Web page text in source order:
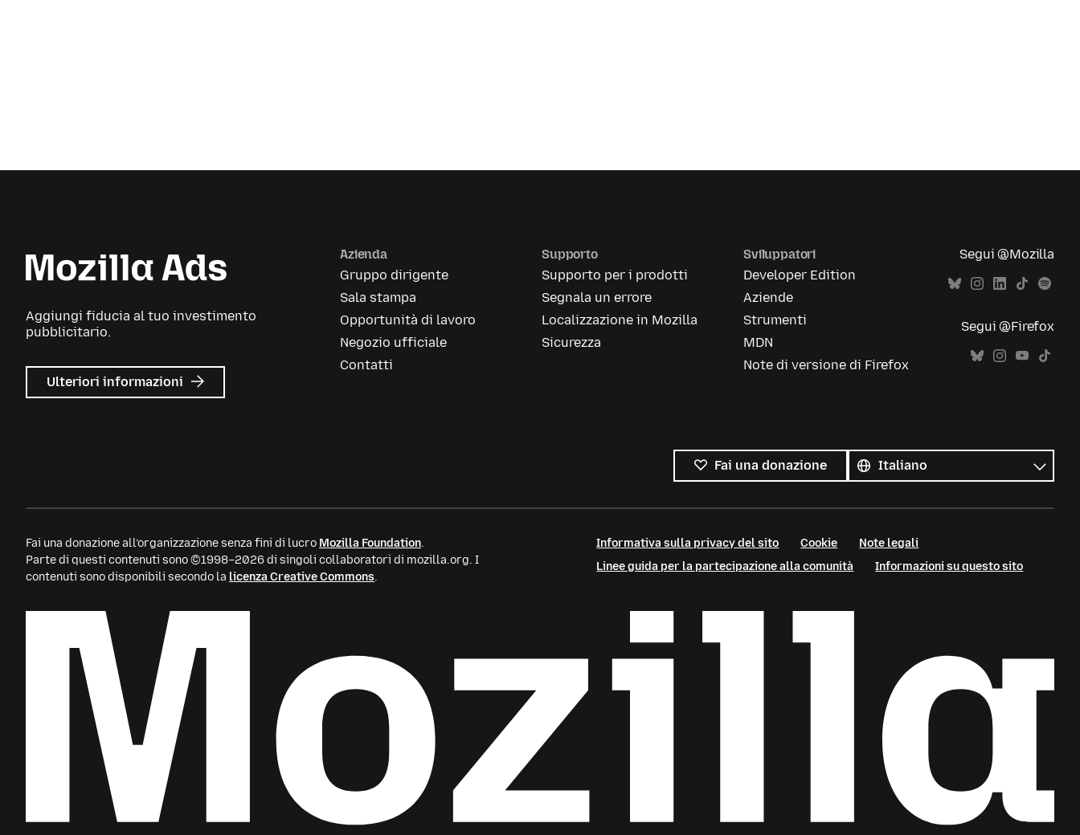
Aggiungi fiducia al tuo investimento
pubblicitario.
Ulteriori informazioni su
Mozilla
Azienda
Gruppo dirigente
Sala stampa
Opportunità di lavoro
Negozio ufficiale
Contatti
Supporto
Supporto per i prodotti
Segnala un errore
Localizzazione in Mozilla
Sicurezza
Sviluppatori
Developer Edition
Aziende
Strumenti
MDN
Note di versione di Firefox
Segui @Mozilla
Segui @Firefox
Fai una donazione
le
lingue
Lingua
Fai una donazione all’organizzazione senza fini di lucro Mozilla Foundation.
Parte di questi contenuti sono ©1998–2026 di singoli collaboratori di mozilla.org. I
contenuti sono disponibili secondo la licenza Creative Commons.
Informativa sulla privacy del sito Cookie
Note legali
Linee guida per la partecipazione alla comunità
Informazioni su questo sito